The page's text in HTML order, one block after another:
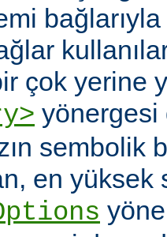
çok yerine
yönergesi
sembolik
en